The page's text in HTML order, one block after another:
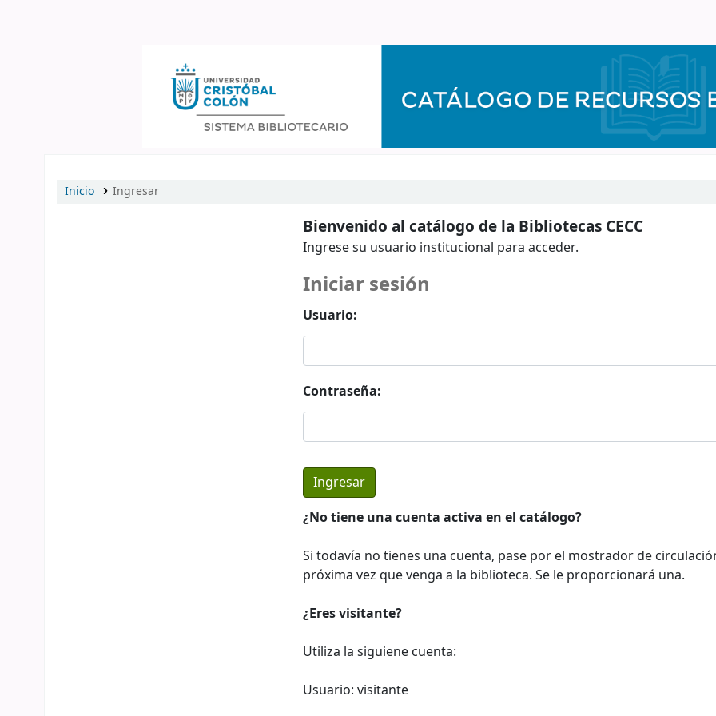
Inicio Ingresar
Bienvenido al catálogo de la Bibliotecas CECC
Ingrese su usuario institucional para acceder.
Iniciar sesión
Usuario:
Contraseña:
¿No tiene una cuenta activa en el catálogo?
Si todavía no tienes una cuenta, pase por el mostrador de
próxima vez que venga a la biblioteca. Se le proporcionará una.
¿Eres visitante?
Utiliza la siguiene cuenta:
Usuario: visitante